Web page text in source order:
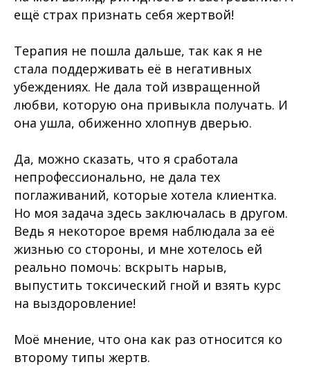
ещё страх признать себя жертвой!
Терапия не пошла дальше, так как я не
стала поддерживать её в негативных
убеждениях. Не дала той извращенной
любви, которую она привыкла получать. И
она ушла, обиженно хлопнув дверью.
Да, можно сказать, что я сработала
непрофессионально, не дала тех
поглаживаний, которые хотела клиентка.
Но моя задача здесь заключалась в другом.
Ведь я некоторое время наблюдала за её
жизнью со стороны, и мне хотелось ей
реально помочь: вскрыть нарыв,
выпустить токсический гной и взять курс
на выздоровление!
Моё мнение, что она как раз относится ко
второму типы жертв.